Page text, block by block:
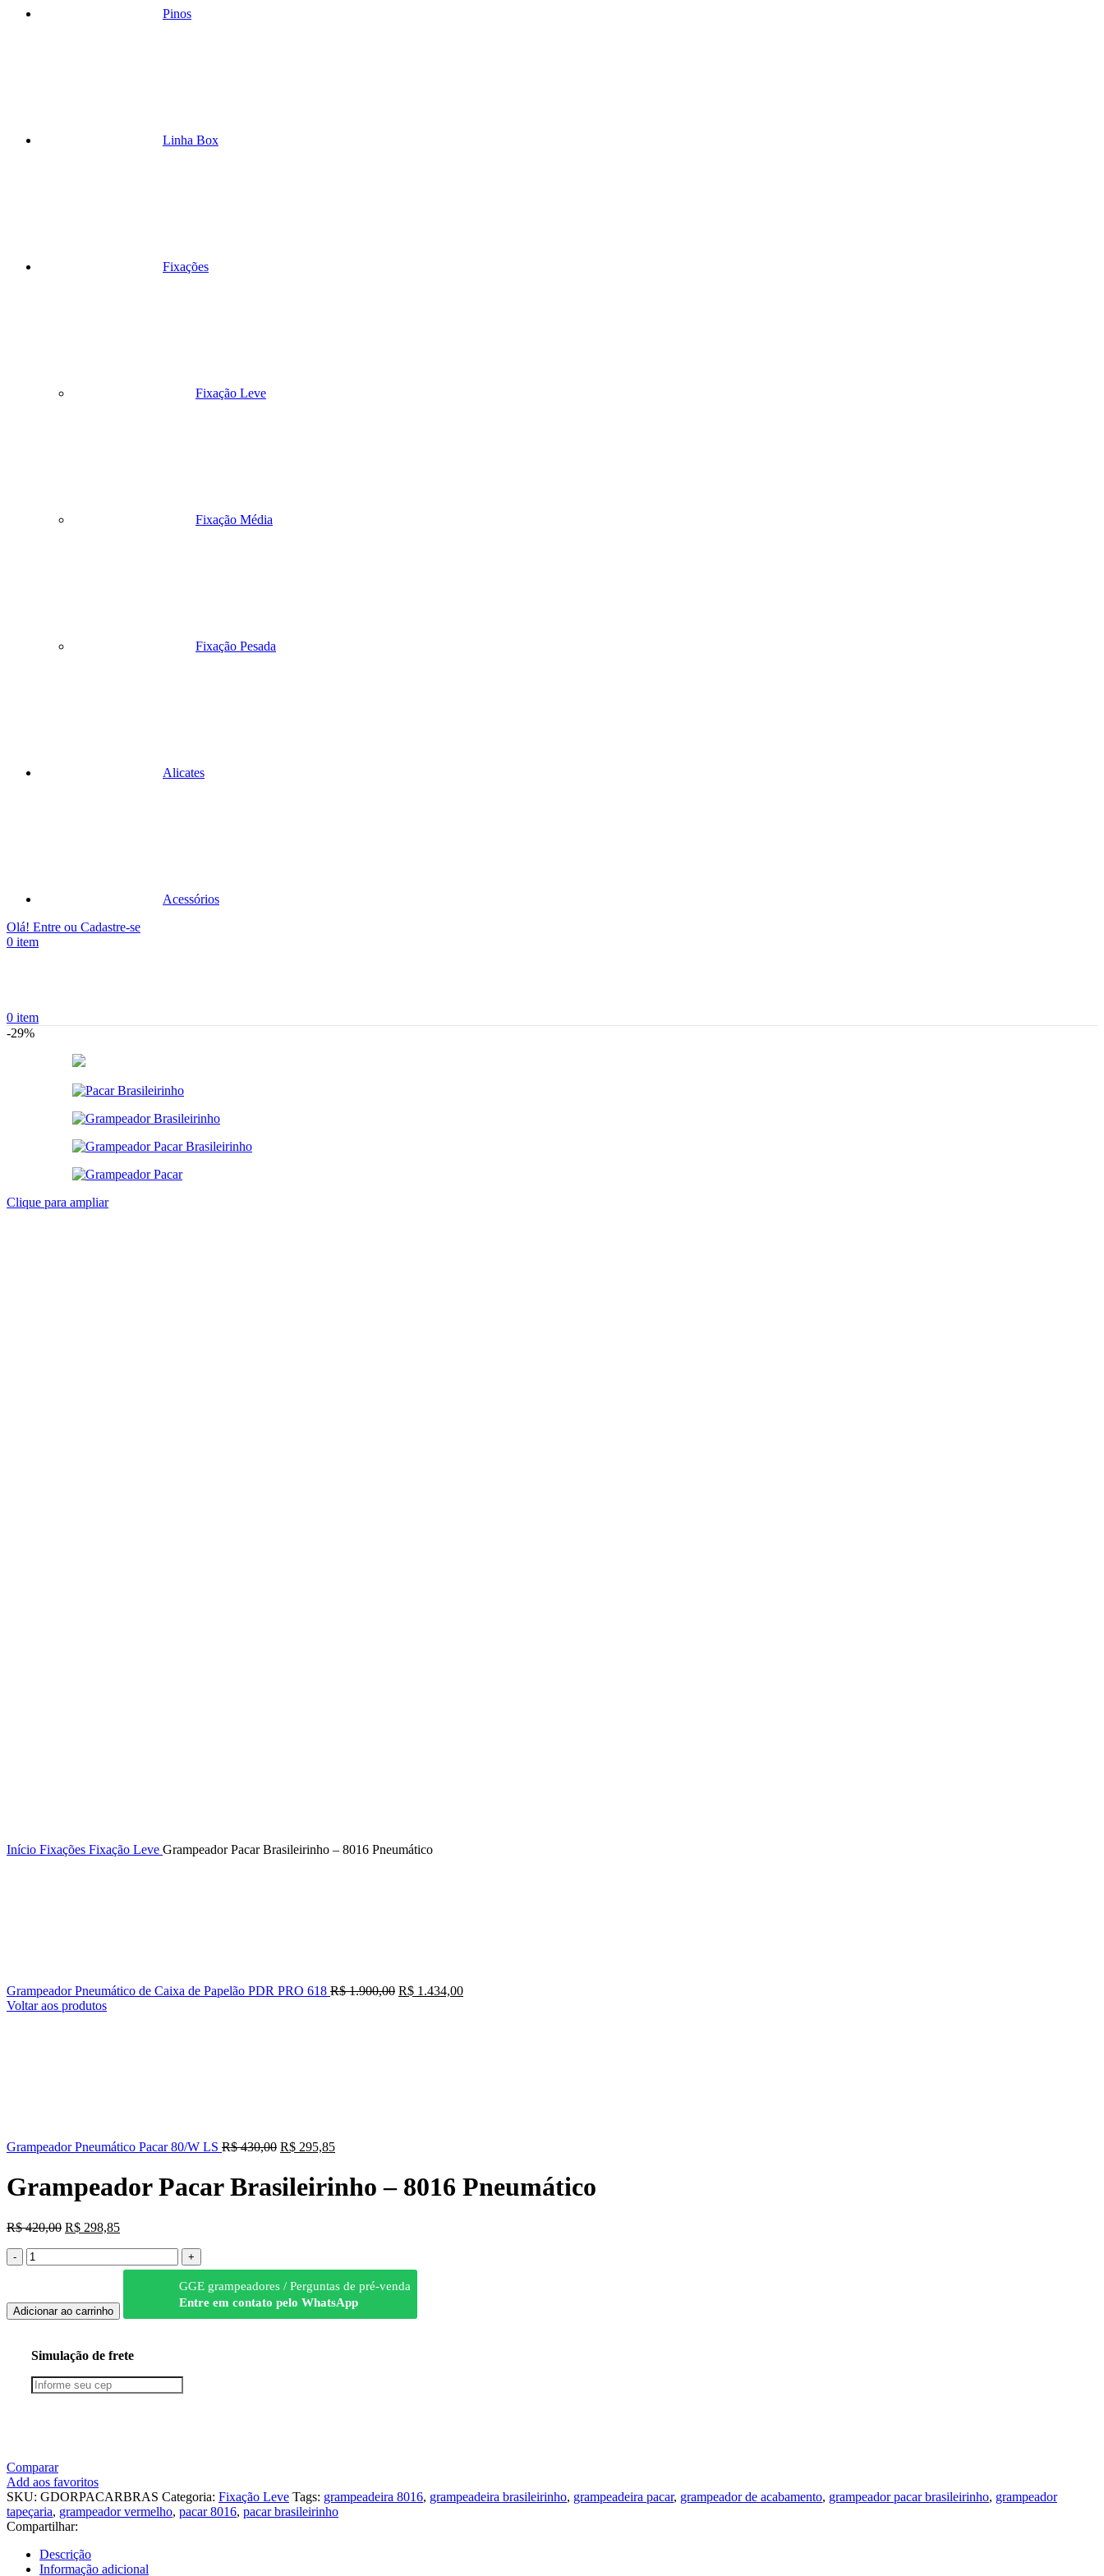
Pinos
Linha Box
Fixações
Fixação Leve
Fixação Média
Fixação Pesada
Alicates
Acessórios
Olá! Entre ou Cadastre-se
0 item
0 item
-29%
Clique para ampliar
Início Fixações Fixação Leve Grampeador Pacar Brasileirinho – 8016 Pneumático
Grampeador Pneumático de Caixa de Papelão PDR PRO 618 R$1.900,00 R$ 1.434,00
Voltar aos produtos
Grampeador Pneumático Pacar 80/W LS R$430,00 R$ 295,85
Grampeador Pacar Brasileirinho – 8016 Pneumático
R$420,00 R$ 298,85
Adicionar ao carrinho
GGE grampeadores / Perguntas de pré-venda
Entre em contato pelo WhatsApp
Simulação de frete
Comparar
Add aos favoritos
SKU: GDORPACARBRAS Categoria: Fixação Leve Tags: grampeadeira 8016, grampeadeira brasileirinho, grampeadeira pacar, grampeador de acabamento, grampeador pacar brasileirinho, grampeador
tapeçaria, grampeador vermelho, pacar 8016, pacar brasileirinho
Compartilhar:
Descrição
Informação adicional